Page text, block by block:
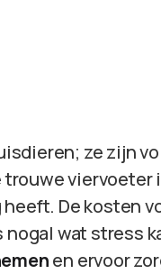
ze zijn
viervoeter
De kosten
wat stress
en ervoor